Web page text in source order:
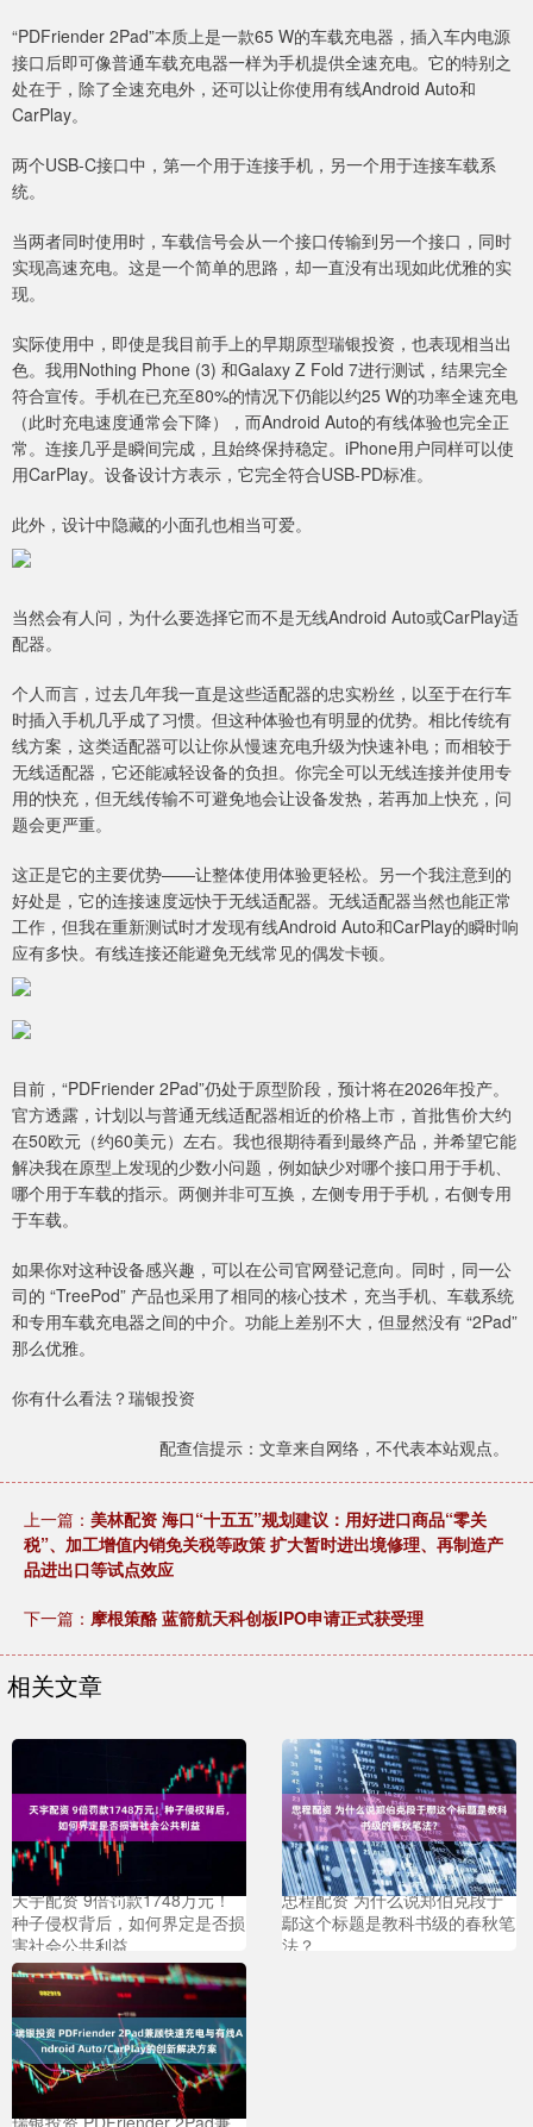
“PDFriender 2Pad”本质上是一款65 W的车载充电器，插入车内电源
接口后即可像普通车载充电器一样为手机提供全速充电。它的特别之
处在于，除了全速充电外，还可以让你使用有线Android Auto和
CarPlay。
两个USB‑C接口中，第一个用于连接手机，另一个用于连接车载系
统。
当两者同时使用时，车载信号会从一个接口传输到另一个接口，同时
实现高速充电。这是一个简单的思路，却一直没有出现如此优雅的实
现。
实际使用中，即使是我目前手上的早期原型瑞银投资，也表现相当出
色。我用Nothing Phone (3) 和Galaxy Z Fold 7进行测试，结果完全
符合宣传。手机在已充至80%的情况下仍能以约25 W的功率全速充电
（此时充电速度通常会下降），而Android Auto的有线体验也完全正
常。连接几乎是瞬间完成，且始终保持稳定。iPhone用户同样可以使
用CarPlay。设备设计方表示，它完全符合USB‑PD标准。
此外，设计中隐藏的小面孔也相当可爱。
当然会有人问，为什么要选择它而不是无线Android Auto或CarPlay适
配器。
个人而言，过去几年我一直是这些适配器的忠实粉丝，以至于在行车
时插入手机几乎成了习惯。但这种体验也有明显的优势。相比传统有
线方案，这类适配器可以让你从慢速充电升级为快速补电；而相较于
无线适配器，它还能减轻设备的负担。你完全可以无线连接并使用专
用的快充，但无线传输不可避免地会让设备发热，若再加上快充，问
题会更严重。
这正是它的主要优势——让整体使用体验更轻松。另一个我注意到的
好处是，它的连接速度远快于无线适配器。无线适配器当然也能正常
工作，但我在重新测试时才发现有线Android Auto和CarPlay的瞬时响
应有多快。有线连接还能避免无线常见的偶发卡顿。
目前，“PDFriender 2Pad”仍处于原型阶段，预计将在2026年投产。
官方透露，计划以与普通无线适配器相近的价格上市，首批售价大约
在50欧元（约60美元）左右。我也很期待看到最终产品，并希望它能
解决我在原型上发现的少数小问题，例如缺少对哪个接口用于手机、
哪个用于车载的指示。两侧并非可互换，左侧专用于手机，右侧专用
于车载。
如果你对这种设备感兴趣，可以在公司官网登记意向。同时，同一公
司的 “TreePod” 产品也采用了相同的核心技术，充当手机、车载系统
和专用车载充电器之间的中介。功能上差别不大，但显然没有 “2Pad”
那么优雅。
你有什么看法？瑞银投资
配查信提示：文章来自网络，不代表本站观点。
上一篇： 美林配资 海口“十五五”规划建议：用好进口商品“零关
税”、加工增值内销免关税等政策 扩大暂时进出境修理、再制造产
品进出口等试点效应
下一篇： 摩根策酪 蓝箭航天科创板IPO申请正式获受理
相关文章
天宇配资 9倍罚款1748万元！
种子侵权背后，如何界定是否损
害社会公共利益
忠程配资 为什么说郑伯克段于
鄢这个标题是教科书级的春秋笔
法？